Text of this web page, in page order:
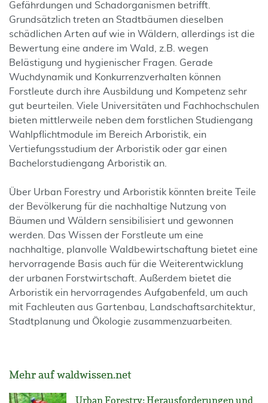
Gefährdungen und Schadorganismen betrifft.
Grundsätzlich treten an Stadtbäumen dieselben
schädlichen Arten auf wie in Wäldern, allerdings ist die
Bewertung eine andere im Wald, z.B. wegen
Belästigung und hygienischer Fragen. Gerade
Wuchdynamik und Konkurrenzverhalten können
Forstleute durch ihre Ausbildung und Kompetenz sehr
gut beurteilen. Viele Universitäten und Fachhochschulen
bieten mittlerweile neben dem forstlichen Studiengang
Wahlpflichtmodule im Bereich Arboristik, ein
Vertiefungsstudium der Arboristik oder gar einen
Bachelorstudiengang Arboristik an.
Über Urban Forestry und Arboristik könnten breite Teile
der Bevölkerung für die nachhaltige Nutzung von
Bäumen und Wäldern sensibilisiert und gewonnen
werden. Das Wissen der Forstleute um eine
nachhaltige, planvolle Waldbewirtschaftung bietet eine
hervorragende Basis auch für die Weiterentwicklung
der urbanen Forstwirtschaft. Außerdem bietet die
Arboristik ein hervorragendes Aufgabenfeld, um auch
mit Fachleuten aus Gartenbau, Landschaftsarchitektur,
Stadtplanung und Ökologie zusammenzuarbeiten.
Mehr auf waldwissen.net
Urban Forestry: Herausforderungen und